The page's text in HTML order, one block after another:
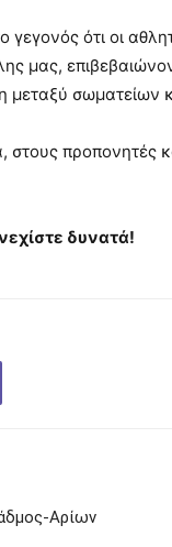
γεγονός ότι οι
μας,
μεταξύ σωματείων
στους προπονητές
δυνατά!
Αρίων